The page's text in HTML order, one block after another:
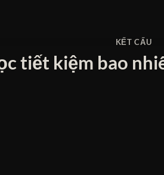
KẾT CẤU
tiết kiệm bao